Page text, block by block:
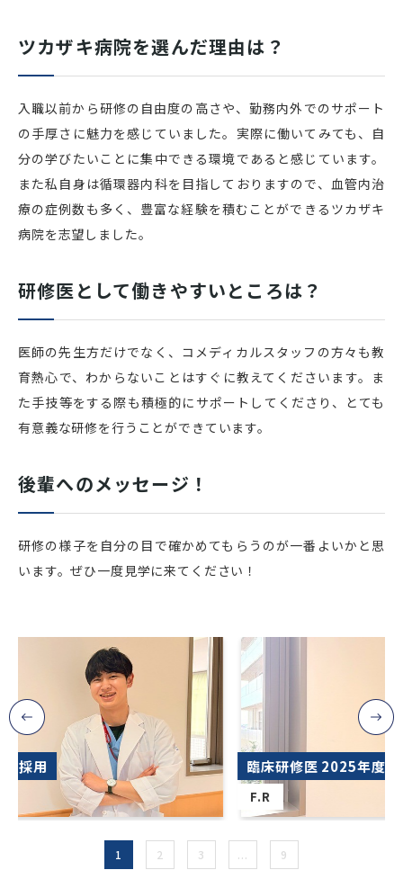
ツカザキ病院を選んだ理由は？
入職以前から研修の自由度の高さや、勤務内外でのサポート
の手厚さに魅力を感じていました。実際に働いてみても、自
分の学びたいことに集中できる環境であると感じています。
また私自身は循環器内科を目指しておりますので、血管内治
療の症例数も多く、豊富な経験を積むことができるツカザキ
病院を志望しました。
研修医として働きやすいところは？
医師の先生方だけでなく、コメディカルスタッフの方々も教
育熱心で、わからないことはすぐに教えてくださいます。ま
た手技等をする際も積極的にサポートしてくださり、とても
有意義な研修を行うことができています。
後輩へのメッセージ！
研修の様子を自分の目で確かめてもらうのが一番よいかと思
います。ぜひ一度見学に来てください！
臨床研修医 2025年度採用
F.R
1 2 3 ... 9